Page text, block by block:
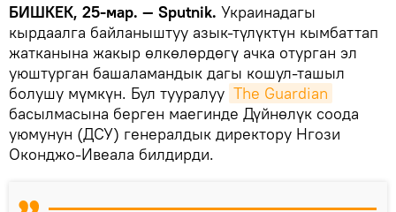
БИШКЕК, 25-мар. — Sputnik. Украинадагы
кырдаалга байланыштуу азык-түлүктүн кымбаттап
жатканына жакыр өлкөлөрдөгү ачка отурган эл
уюштурган башаламандык дагы кошул-ташыл
болушу мүмкүн. Бул тууралуу The Guardian
басылмасына берген маегинде Дүйнөлүк соода
уюмунун (ДСУ) генералдык директору Нгози
Оконджо-Ивеала билдирди.